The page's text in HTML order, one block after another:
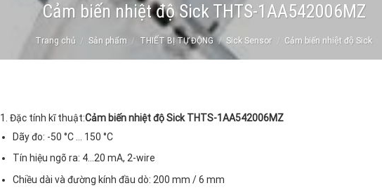
Cảm biến nhiệt độ Sick THTS-1AA542006MZ
Trang chủ / Sản phẩm / THIẾT BỊ TỰ ĐỘNG / Sick Sensor / Cảm biến nhiệt độ Sick
1. Đặc tính kĩ thuật:Cảm biến nhiệt độ Sick THTS-1AA542006MZ
Dãy đo: -50 °C … 150 °C
Tín hiệu ngõ ra: 4…20 mA, 2-wire
Chiều dài và đường kính đầu dò: 200 mm / 6 mm